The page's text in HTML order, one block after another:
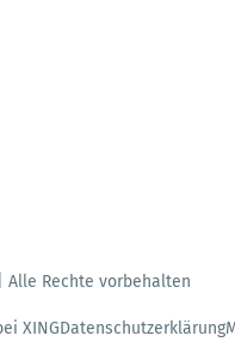
Alle Rechte vorbehalten
XINGDatenschutzerklärung